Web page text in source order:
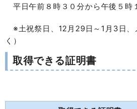
平日午前８時３０分から午後５時
※土祝祭日、12月29日～1月3日、
く）
取得できる証明書